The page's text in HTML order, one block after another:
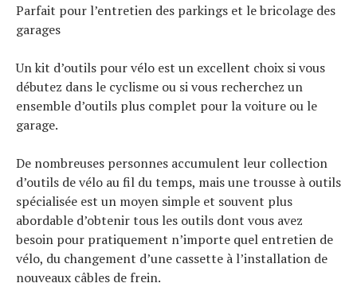
Parfait pour l’entretien des parkings et le bricolage des
garages
Un kit d’outils pour vélo est un excellent choix si vous
débutez dans le cyclisme ou si vous recherchez un
ensemble d’outils plus complet pour la voiture ou le
garage.
De nombreuses personnes accumulent leur collection
d’outils de vélo au fil du temps, mais une trousse à outils
spécialisée est un moyen simple et souvent plus
abordable d’obtenir tous les outils dont vous avez
besoin pour pratiquement n’importe quel entretien de
vélo, du changement d’une cassette à l’installation de
nouveaux câbles de frein.